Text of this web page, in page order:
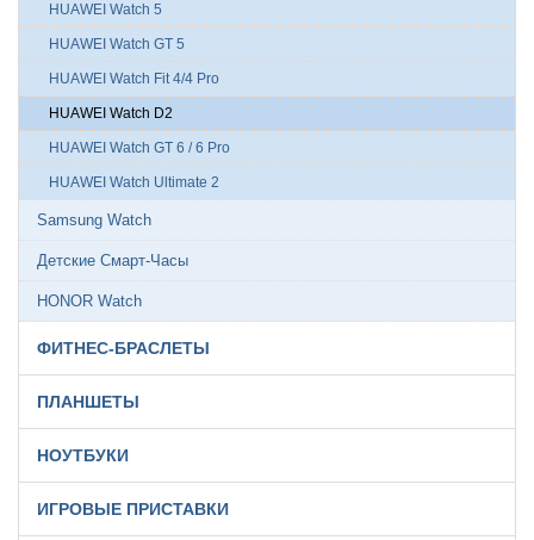
HUAWEI Watch 5
HUAWEI Watch GT 5
HUAWEI Watch Fit 4/4 Pro
HUAWEI Watch D2
HUAWEI Watch GT 6 / 6 Pro
HUAWEI Watch Ultimate 2
Samsung Watch
Детские Смарт-Часы
HONOR Watch
ФИТНЕС-БРАСЛЕТЫ
ПЛАНШЕТЫ
НОУТБУКИ
ИГРОВЫЕ ПРИСТАВКИ